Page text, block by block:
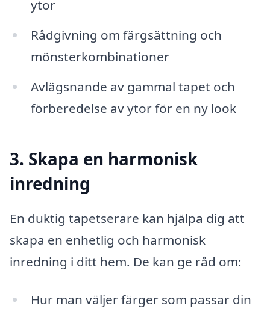
ytor
Rådgivning om färgsättning och
mönsterkombinationer
Avlägsnande av gammal tapet och
förberedelse av ytor för en ny look
3. Skapa en harmonisk
inredning
En duktig tapetserare kan hjälpa dig att
skapa en enhetlig och harmonisk
inredning i ditt hem. De kan ge råd om:
Hur man väljer färger som passar din